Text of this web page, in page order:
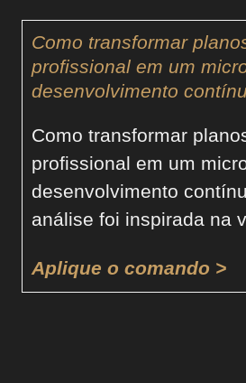
Como transformar
profissional em um
desenvolvimento
Como transformar
profissional em um
desenvolvimento
análise foi inspirada na
Aplique o comando >